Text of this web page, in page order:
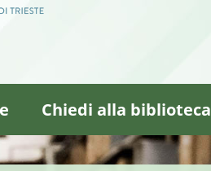
Chiedi alla biblioteca